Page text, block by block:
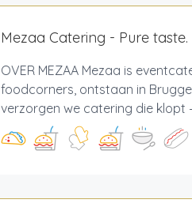
Mezaa Catering - Pure taste.
OVER MEZAA Mezaa is
foodcorners, ontstaan in
verzorgen we catering die klopt